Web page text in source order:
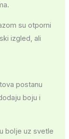
su otporni
izgled, ali
postanu
boju i
bolje uz svetle